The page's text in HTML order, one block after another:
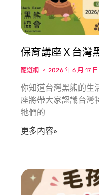
保育講座Ｘ台灣
寵遊網 2026 年 6 月 17 日
你知道台灣黑熊的生
座將帶大家認識台
牠們的
更多內容»